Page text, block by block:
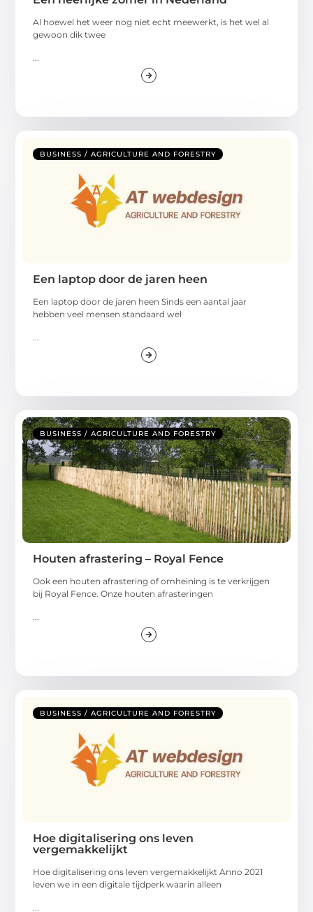
Al hoewel het weer nog niet echt meewerkt, is het wel al
gewoon dik twee
BUSINESS / AGRICULTURE AND FORESTRY
Een laptop door de jaren heen
Een laptop door de jaren heen Sinds een aantal jaar
hebben veel mensen standaard wel
BUSINESS / AGRICULTURE AND FORESTRY
Houten afrastering – Royal Fence
Ook een houten afrastering of omheining is te verkrijgen
bij Royal Fence. Onze houten afrasteringen
BUSINESS / AGRICULTURE AND FORESTRY
Hoe digitalisering ons leven
vergemakkelijkt
Hoe digitalisering ons leven vergemakkelijkt Anno 2021
leven we in een digitale tijdperk waarin alleen